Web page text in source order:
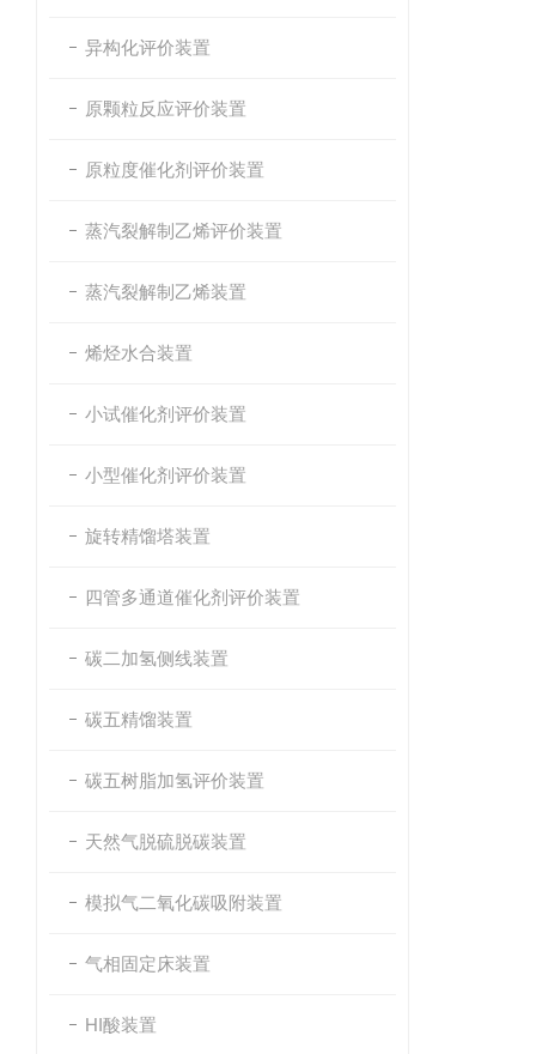
异构化评价装置
原颗粒反应评价装置
原粒度催化剂评价装置
蒸汽裂解制乙烯评价装置
蒸汽裂解制乙烯装置
烯烃水合装置
小试催化剂评价装置
小型催化剂评价装置
旋转精馏塔装置
四管多通道催化剂评价装置
碳二加氢侧线装置
碳五精馏装置
碳五树脂加氢评价装置
天然气脱硫脱碳装置
模拟气二氧化碳吸附装置
气相固定床装置
HI酸装置